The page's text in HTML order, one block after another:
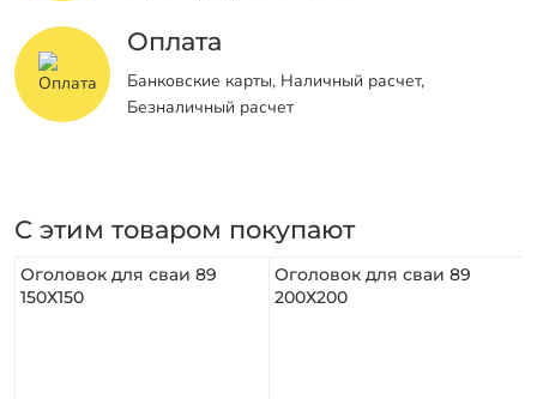
Оплата
Банковские карты, Наличный расчет,
Безналичный расчет
С этим товаром покупают
Оголовок для сваи 89
150Х150
Оголовок для сваи 89
200Х200